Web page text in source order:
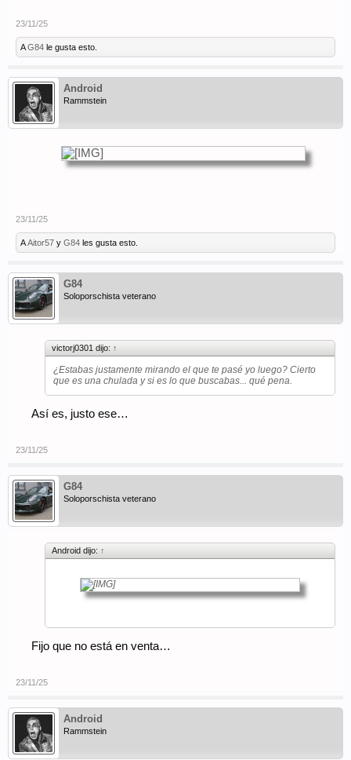
23/11/25
AG84 le gusta esto.
Android
Rammstein
23/11/25
AAitor57 y G84 les gusta esto.
G84
Soloporschista veterano
victorj0301 dijo: ↑
¿Estabas justamente mirando el que te pasé yo luego? Cierto
que es una chulada y si es lo que buscabas... qué pena.
Así es, justo ese…
23/11/25
G84
Soloporschista veterano
Android dijo: ↑
Fijo que no está en venta…
23/11/25
Android
Rammstein